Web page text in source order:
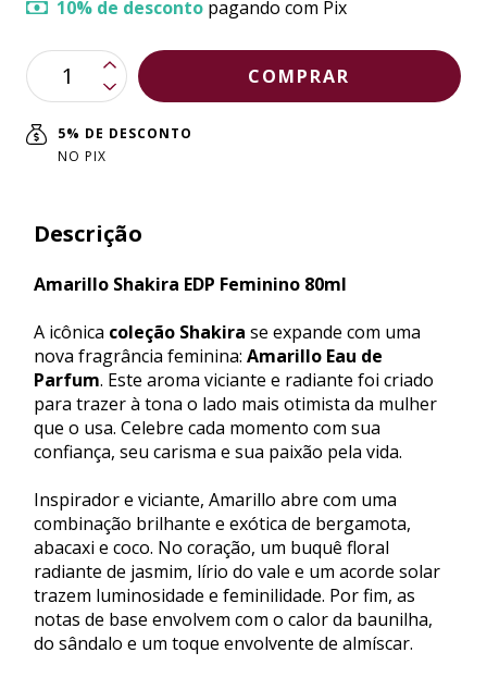
10% de desconto pagando com Pix
5% DE DESCONTO
NO PIX
Descrição
Amarillo Shakira EDP Feminino 80ml
A icônica coleção Shakira se expande com uma
nova fragrância feminina: Amarillo Eau de
Parfum. Este aroma viciante e radiante foi criado
para trazer à tona o lado mais otimista da mulher
que o usa. Celebre cada momento com sua
confiança, seu carisma e sua paixão pela vida.
Inspirador e viciante, Amarillo abre com uma
combinação brilhante e exótica de bergamota,
abacaxi e coco. No coração, um buquê floral
radiante de jasmim, lírio do vale e um acorde solar
trazem luminosidade e feminilidade. Por fim, as
notas de base envolvem com o calor da baunilha,
do sândalo e um toque envolvente de almíscar.